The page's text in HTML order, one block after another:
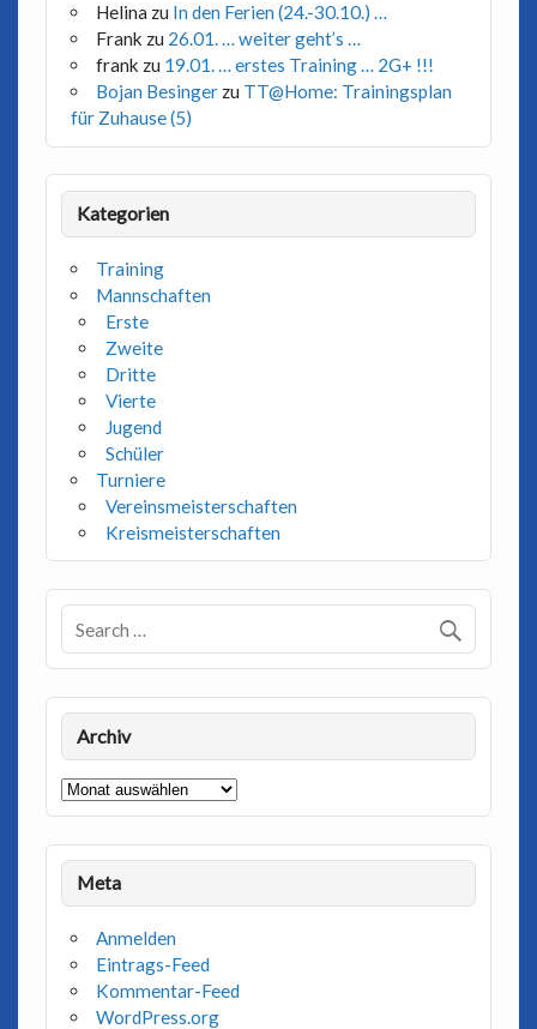
Helina zu In den Ferien (24.-30.10.) …
Frank zu 26.01. … weiter geht’s …
frank zu 19.01. … erstes Training … 2G+ !!!
Bojan Besingerzu TT@Home: Trainingsplan
für Zuhause (5)
Kategorien
Training
Mannschaften
Erste
Zweite
Dritte
Vierte
Jugend
Schüler
Turniere
Vereinsmeisterschaften
Kreismeisterschaften
Archiv
Archiv
Meta
Anmelden
Eintrags-Feed
Kommentar-Feed
WordPress.org